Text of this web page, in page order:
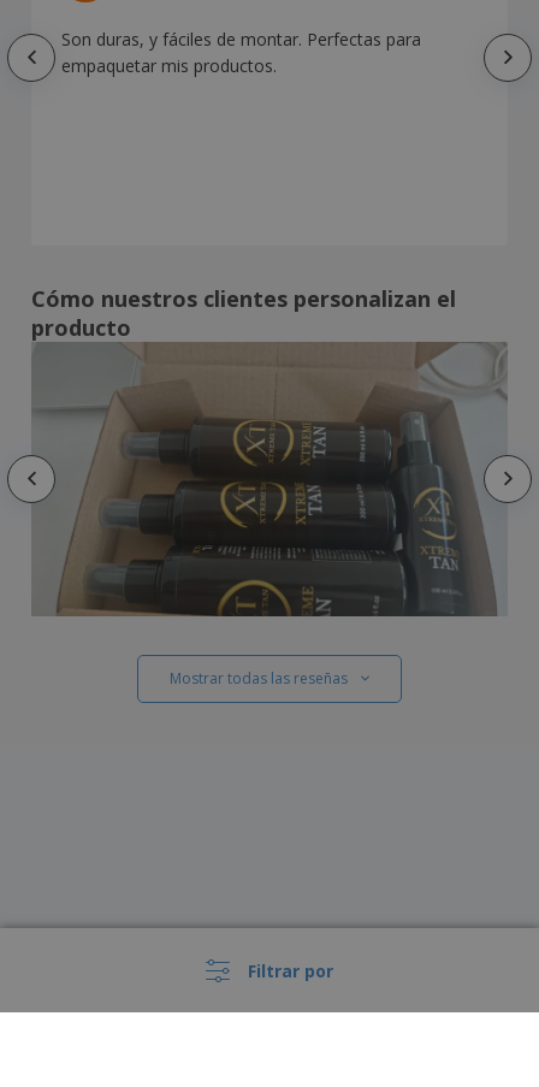
Filtrar por
Son duras, y fáciles de montar. Perfectas para
empaquetar mis productos.
Cómo nuestros clientes personalizan el
producto
Mostrar todas las reseñas